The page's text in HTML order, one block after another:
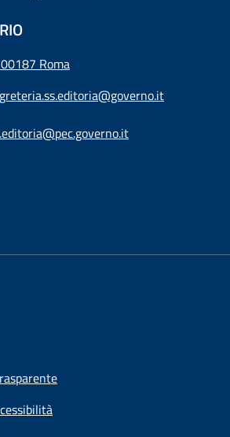
00187 Roma